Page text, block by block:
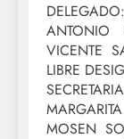
DELEGADO:
ANTONIO
VICENTE
LIBRE
MOSEN